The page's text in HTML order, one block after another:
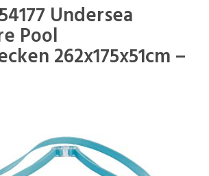
Undersea
Pool
262x175x51cm –